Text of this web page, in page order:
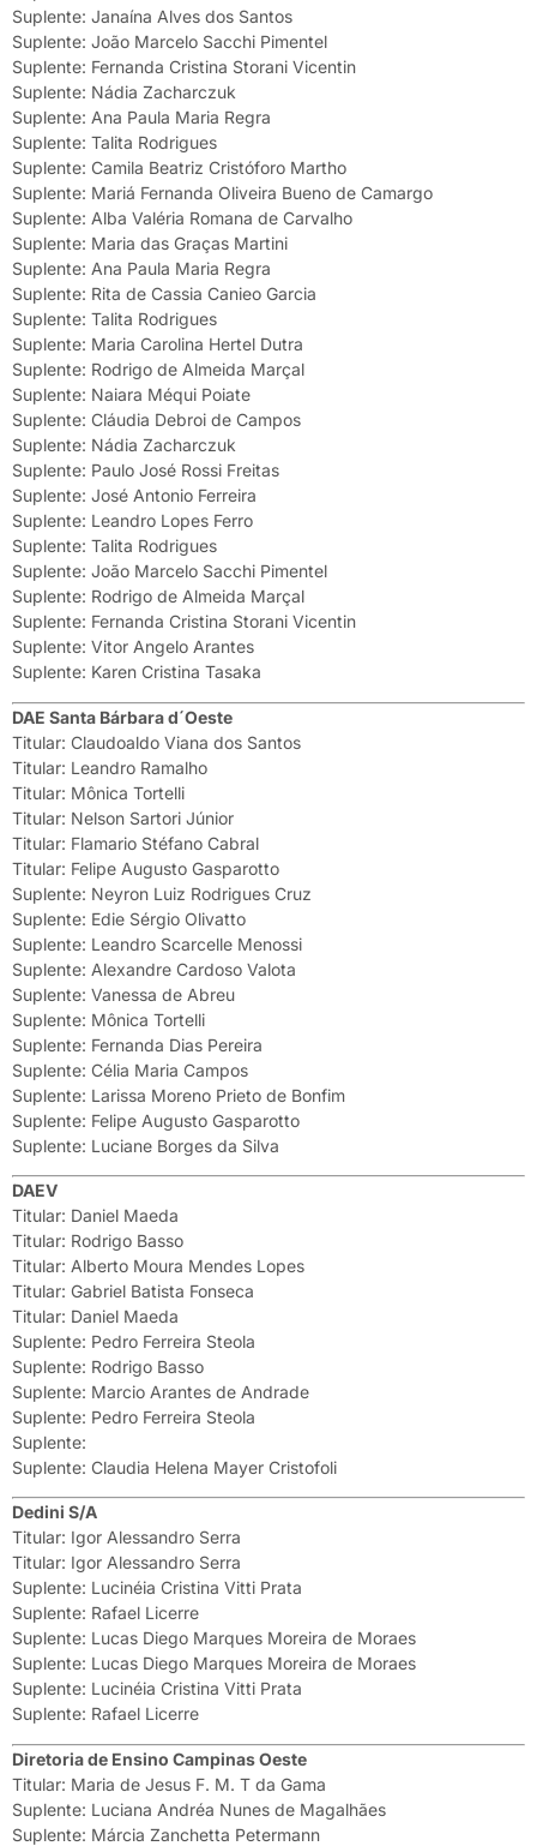
Suplente: Janaína Alves dos Santos
Suplente: João Marcelo Sacchi Pimentel
Suplente: Fernanda Cristina Storani Vicentin
Suplente: Nádia Zacharczuk
Suplente: Ana Paula Maria Regra
Suplente: Talita Rodrigues
Suplente: Camila Beatriz Cristóforo Martho
Suplente: Mariá Fernanda Oliveira Bueno de Camargo
Suplente: Alba Valéria Romana de Carvalho
Suplente: Maria das Graças Martini
Suplente: Ana Paula Maria Regra
Suplente: Rita de Cassia Canieo Garcia
Suplente: Talita Rodrigues
Suplente: Maria Carolina Hertel Dutra
Suplente: Rodrigo de Almeida Marçal
Suplente: Naiara Méqui Poiate
Suplente: Cláudia Debroi de Campos
Suplente: Nádia Zacharczuk
Suplente: Paulo José Rossi Freitas
Suplente: José Antonio Ferreira
Suplente: Leandro Lopes Ferro
Suplente: Talita Rodrigues
Suplente: João Marcelo Sacchi Pimentel
Suplente: Rodrigo de Almeida Marçal
Suplente: Fernanda Cristina Storani Vicentin
Suplente: Vitor Angelo Arantes
Suplente: Karen Cristina Tasaka
DAE Santa Bárbara d´Oeste
Titular: Claudoaldo Viana dos Santos
Titular: Leandro Ramalho
Titular: Mônica Tortelli
Titular: Nelson Sartori Júnior
Titular: Flamario Stéfano Cabral
Titular: Felipe Augusto Gasparotto
Suplente: Neyron Luiz Rodrigues Cruz
Suplente: Edie Sérgio Olivatto
Suplente: Leandro Scarcelle Menossi
Suplente: Alexandre Cardoso Valota
Suplente: Vanessa de Abreu
Suplente: Mônica Tortelli
Suplente: Fernanda Dias Pereira
Suplente: Célia Maria Campos
Suplente: Larissa Moreno Prieto de Bonfim
Suplente: Felipe Augusto Gasparotto
Suplente: Luciane Borges da Silva
DAEV
Titular: Daniel Maeda
Titular: Rodrigo Basso
Titular: Alberto Moura Mendes Lopes
Titular: Gabriel Batista Fonseca
Titular: Daniel Maeda
Suplente: Pedro Ferreira Steola
Suplente: Rodrigo Basso
Suplente: Marcio Arantes de Andrade
Suplente: Pedro Ferreira Steola
Suplente:
Suplente: Claudia Helena Mayer Cristofoli
Dedini S/A
Titular: Igor Alessandro Serra
Titular: Igor Alessandro Serra
Suplente: Lucinéia Cristina Vitti Prata
Suplente: Rafael Licerre
Suplente: Lucas Diego Marques Moreira de Moraes
Suplente: Lucas Diego Marques Moreira de Moraes
Suplente: Lucinéia Cristina Vitti Prata
Suplente: Rafael Licerre
Diretoria de Ensino Campinas Oeste
Titular: Maria de Jesus F. M. T da Gama
Suplente: Luciana Andréa Nunes de Magalhães
Suplente: Márcia Zanchetta Petermann